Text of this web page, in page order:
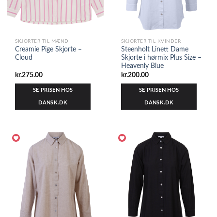
SKJORTER TIL MÆND
Creamie Pige Skjorte –
Cloud
kr.275.00
SE PRISEN HOS
DANSK.DK
SKJORTER TIL KVINDER
Steenholt Linett Dame
Skjorte i hørmix Plus Size –
Heavenly Blue
kr.200.00
SE PRISEN HOS
DANSK.DK